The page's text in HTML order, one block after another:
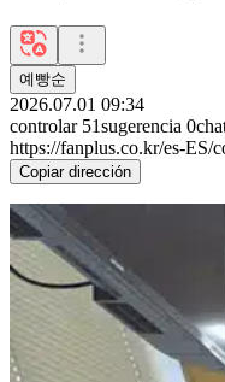
예빵순
2026.07.01 09:34
controlar 51sugerencia 0
https://fanplus.co.kr/es-ES/
Copiar dirección